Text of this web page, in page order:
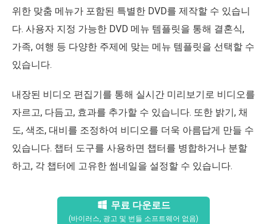
위한 맞춤 메뉴가 포함된 특별한 DVD를 제작할 수 있습니
다. 사용자 지정 가능한 DVD 메뉴 템플릿을 통해 결혼식,
가족, 여행 등 다양한 주제에 맞는 메뉴 템플릿을 선택할 수
있습니다.
내장된 비디오 편집기를 통해 실시간 미리보기로 비디오를
자르고, 다듬고, 효과를 추가할 수 있습니다. 또한 밝기, 채
도, 색조, 대비를 조정하여 비디오를 더욱 아름답게 만들 수
있습니다. 챕터 도구를 사용하면 챕터를 병합하거나 분할
하고, 각 챕터에 고유한 썸네일을 설정할 수 있습니다.
무료 다운로드
(바이러스, 광고 및 번들 소프트웨어 없음)